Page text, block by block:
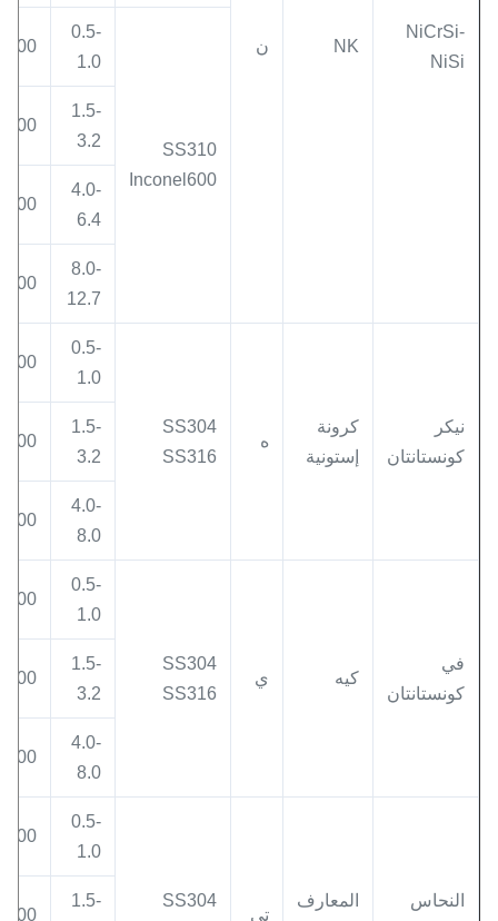
NiCrSi-
NiSi
NK ن
SS310
Inconel600
0.5-
1.0
500
1.5-
3.2
800
4.0-
6.4
900
8.0-
12.7
نيكر
كونستانتان
كرونة
إستونية
ه
SS304
SS316
0.5-
1.0
400
1.5-
3.2
600
4.0-
8.0
800
في
كونستانتان
كيه ي
SS304
SS316
0.5-
1.0
400
1.5-
3.2
600
4.0-
8.0
800
النحاس
المعارف
تي
SS304
0.5-
1.0
400
1.5-
600